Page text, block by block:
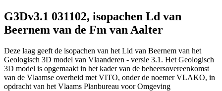
G3Dv3.1 031102, isopachen Ld van
Beernem van de Fm van Aalter
Deze laag geeft de isopachen van het Lid van Beernem van het
Geologisch 3D model van Vlaanderen - versie 3.1. Het Geologisch
3D model is opgemaakt in het kader van de beheersovereenkomst
van de Vlaamse overheid met VITO, onder de noemer VLAKO, in
opdracht van het Vlaams Planbureau voor Omgeving